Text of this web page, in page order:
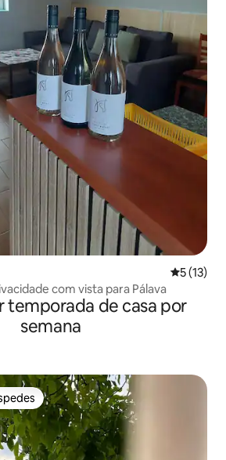
5 de uma
5 (13)
com vista para Pálava
temporada de casa por
semana
dos hóspedes